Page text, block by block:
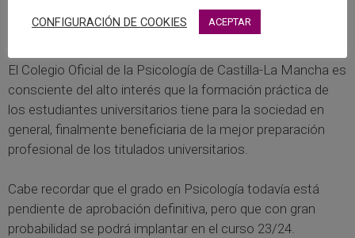
externas, en unidades y servicios técnicos o
administrativos.
El Colegio Oficial de la Psicología de Castilla-La Mancha es
consciente del alto interés que la formación práctica de
los estudiantes universitarios tiene para la sociedad en
general, finalmente beneficiaria de la mejor preparación
profesional de los titulados universitarios.
Cabe recordar que el grado en Psicología todavía está
pendiente de aprobación definitiva, pero que con gran
probabilidad se podrá implantar en el curso 23/24.
CONFIGURACIÓN DE COOKIES ACEPTAR